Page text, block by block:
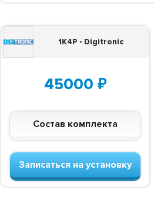
1K4P - Digitronic
45000 ₽
Состав комплекта
Записаться на установку